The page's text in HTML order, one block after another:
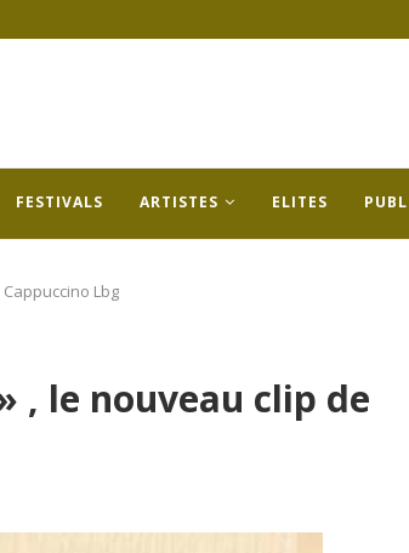
FESTIVALS ARTISTES ELITES
Lbg
, le nouveau clip de